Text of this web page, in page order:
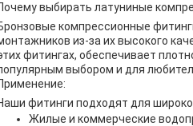
выбирать латуниные
компрессионные
из-за их высокого
фитингах, обеспечивает
выбором и для
фитинги подходят для
Жилые и коммерческие